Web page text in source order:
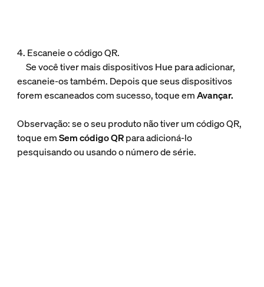
4. Escaneie o código QR.
Se você tiver mais dispositivos Hue para adicionar,
escaneie-os também. Depois que seus dispositivos
forem escaneados com sucesso, toque emAvançar.
Observação: se o seu produto não tiver um código QR,
toque emSem código QRpara adicioná-lo
pesquisando ou usando o número de série.